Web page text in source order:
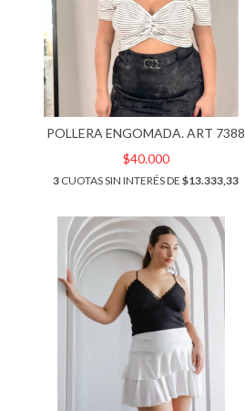
POLLERA ENGOMADA. ART 7388
$40.000
3 CUOTAS SIN INTERÉS DE$13.333,33